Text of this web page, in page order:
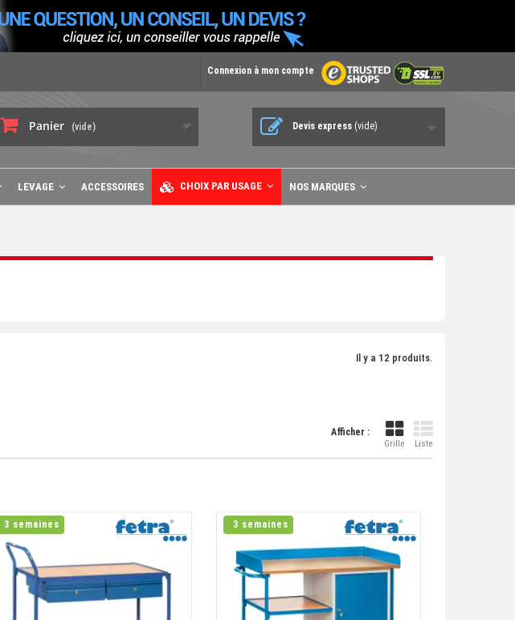
Connexion à mon compte
Panier (vide) Devis express (vide)
LEVAGE ACCESSOIRES CHOIX PAR USAGE NOS MARQUES
Il y a 12 produits.
Afficher :
Grille Liste
3 semaines 3 semaines